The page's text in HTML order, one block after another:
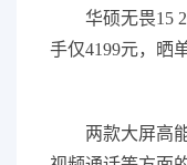
华硕无畏15
手仅4199元，晒
两款大屏高